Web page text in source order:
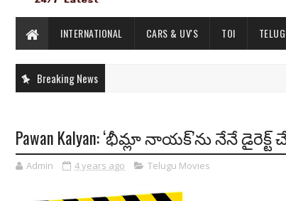
INTERNATIONAL CARS & UV'S TOI
Breaking News
Pawan Kalyan: ‘భీమ్లా నాయక్’ను నేనే
Admin 4 years ago Telugu Movies